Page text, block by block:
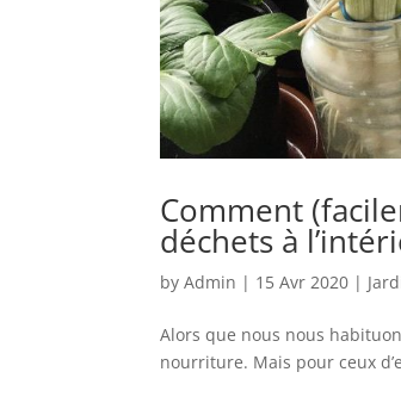
Comment
déchets à
byAdmin | 15 Avr 2020 |
Alors que nous nous
nourriture. Mais pour ceux